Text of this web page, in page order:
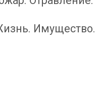
Имущество.